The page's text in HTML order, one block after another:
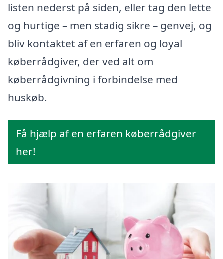
listen nederst på siden, eller tag den lette
og hurtige – men stadig sikre – genvej, og
bliv kontaktet af en erfaren og loyal
køberrådgiver, der ved alt om
køberrådgivning i forbindelse med
huskøb.
Få hjælp af en erfaren køberrådgiver
her!